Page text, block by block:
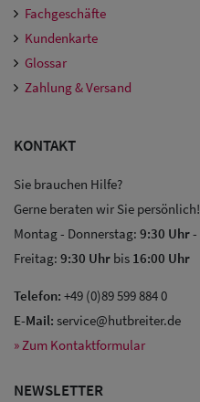
Snapback Caps
Großgrößen
Fachgeschäfte
Kundenkarte
Glossar
Zahlung & Versand
KONTAKT
Sie brauchen Hilfe?
Gerne beraten wir Sie persönlich!
Montag - Donnerstag: 9:30 Uhr-
Freitag: 9:30 Uhr bis 16:00 Uhr
Telefon: +49 (0)89 599 884 0
E-Mail: service@hutbreiter.de
» Zum Kontaktformular
NEWSLETTER